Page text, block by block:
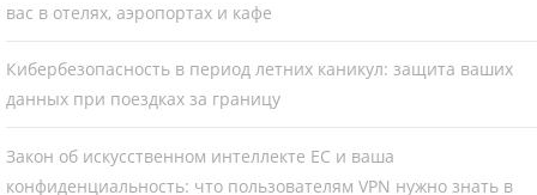
вас в отелях, аэропортах и кафе
Кибербезопасность в период летних каникул: защита ваших
данных при поездках за границу
Закон об искусственном интеллекте ЕС и ваша
конфиденциальность: что пользователям VPN нужно знать в